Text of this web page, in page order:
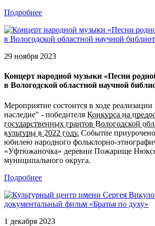
Подробнее
29 ноября 2023
Концерт народной музыки «Песни
в Вологодской областной научной
Мероприятие состоится в ходе
наследие" - победителя К̲о̲н̲к̲у̲р̲с̲а̲ н̲а̲
г̲о̲с̲у̲д̲а̲р̲с̲т̲в̲е̲н̲н̲ы̲х̲ г̲р̲а̲н̲т̲о̲в̲ В̲о̲л̲о̲г̲о̲д̲с̲к̲о̲й̲
к̲у̲л̲ь̲т̲у̲р̲ы̲ в̲ 2̲0̲2̲2̲ г̲о̲д̲у̲. Событие
юбилею народного фольклорно-
«Уфтюжаночка» деревни Пожарище
муниципального округа.
Подробнее
1 декабря 2023